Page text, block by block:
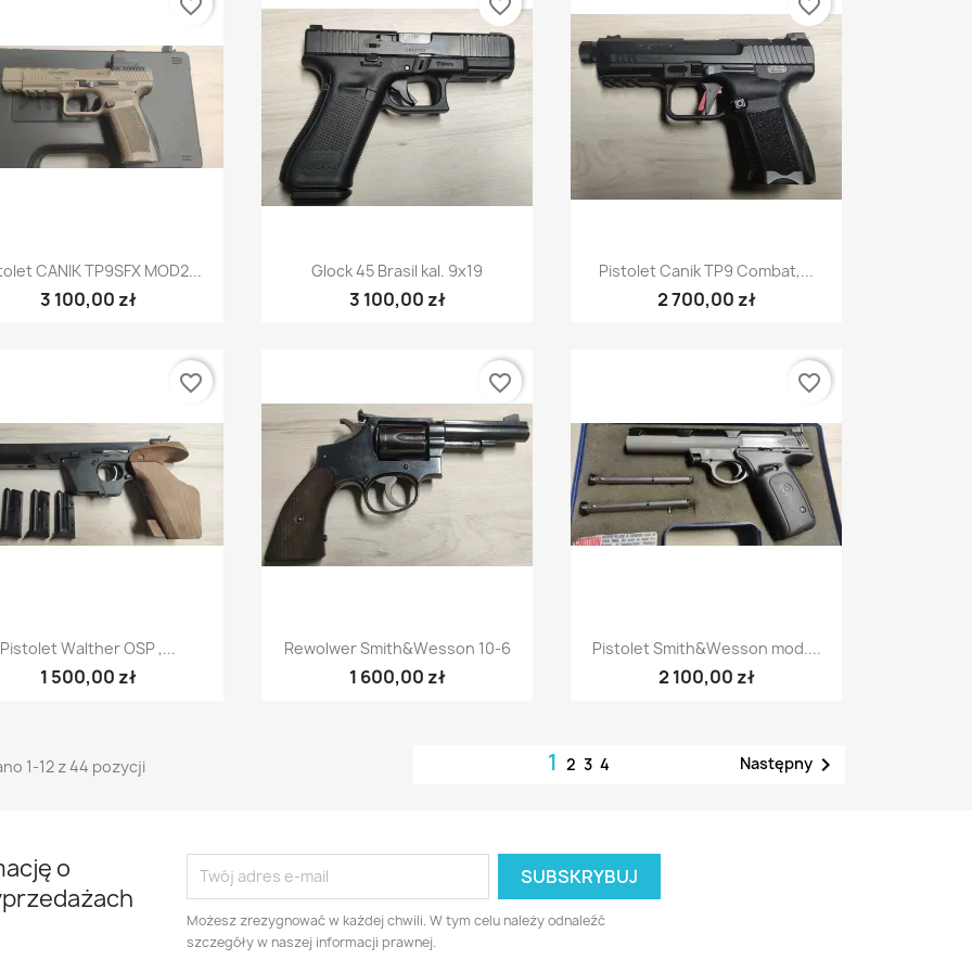
Szybki podgląd
CANIK TP9SFX MOD2...
3 100,00 zł
favorite_border
Szybki podgląd
Glock 45 Brasil kal. 9x19
3 100,00 zł
favorite_border
Szybki podgląd
Pistolet Canik TP9 Combat,...
2 700,00 zł
favorite_border
Szybki podgląd
Pistolet Walther OSP ,...
1 500,00 zł
favorite_border
Szybki podgląd
Rewolwer Smith&Wesson 10-6
1 600,00 zł
favorite_border
Szybki podgląd
Pistolet Smith&Wesson mod....
2 100,00 zł
favorite_border
1-12 z 44 pozycji 1234 Następny
o
Możesz zrezygnować w każdej chwili. W tym celu należy odnaleźć
szczegóły w naszej informacji prawnej.